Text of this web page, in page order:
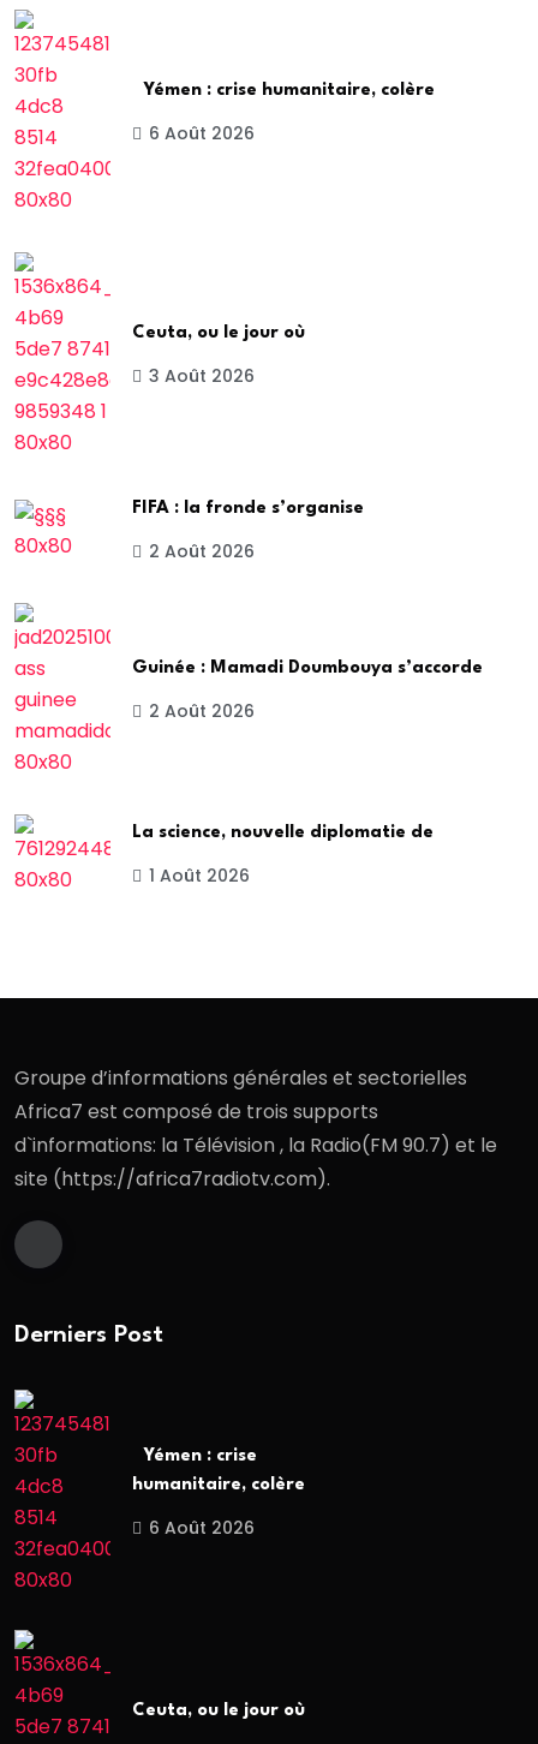
Yémen : crise humanitaire, colère
6 Août 2026
Ceuta, ou le jour où
3 Août 2026
FIFA : la fronde s’organise
2 Août 2026
Guinée : Mamadi Doumbouya s’accorde
2 Août 2026
La science, nouvelle diplomatie de
1 Août 2026
Groupe d’informations générales et sectorielles
Africa7 est composé de trois supports
d`informations: la Télévision , la Radio(FM 90.7) et le
site (https://africa7radiotv.com).
Derniers Post
Yémen : crise
humanitaire, colère
6 Août 2026
Ceuta, ou le jour où